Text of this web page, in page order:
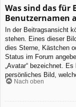
Was sind das für
Benutzernamen
In der Beitragsansicht
stehen. Eines dieser
dies Sterne, Kästchen
Status im Forum
„Avatar“ bezeichnet.
persönliches Bild,
Nach oben